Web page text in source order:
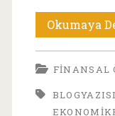
Okumaya
FINANSAL
BLOGYAZISI